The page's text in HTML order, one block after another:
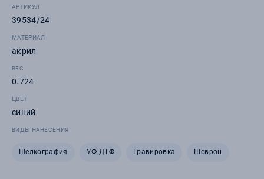
АРТИКУЛ
39534/24
МАТЕРИАЛ
акрил
ВЕС
0.724
ЦВЕТ
синий
ВИДЫ НАНЕСЕНИЯ
Шелкография УФ-ДТФ Гравировка Шеврон